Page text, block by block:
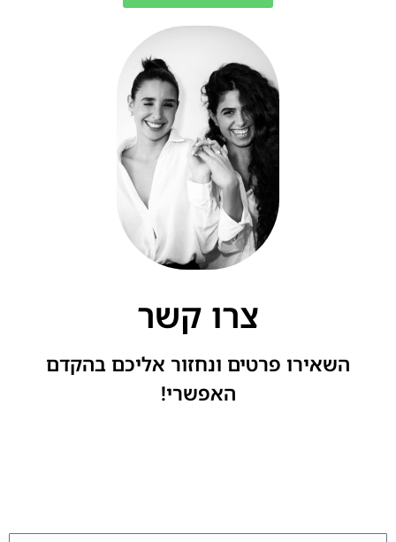
צרו קשר
השאירו פרטים ונחזור אליכם בהקדם
האפשרי!